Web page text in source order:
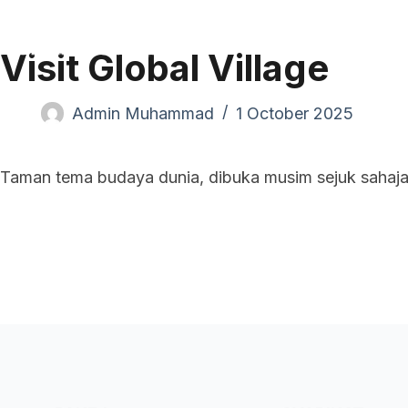
Visit Global Village
Admin Muhammad 1 October 2025
Taman tema budaya dunia, dibuka musim sejuk